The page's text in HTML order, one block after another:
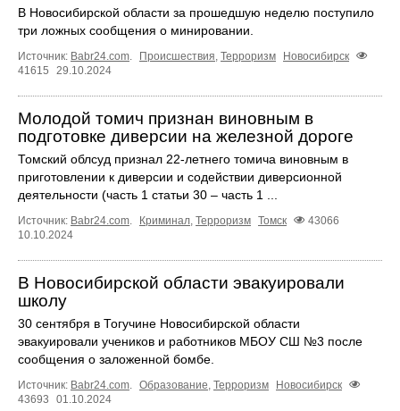
В Новосибирской области за прошедшую неделю поступило
три ложных сообщения о минировании.
Источник: Babr24.com Происшествия Терроризм
Новосибирск
41615
29.10.2024
Молодой томич признан виновным в
подготовке диверсии на железной дороге
Томский облсуд признал 22-летнего томича виновным в
приготовлении к диверсии и содействии диверсионной
деятельности (часть 1 статьи 30 – часть 1 ...
Источник: Babr24.com. Криминал, Терроризм Томск
43066
10.10.2024
В Новосибирской области эвакуировали
школу
30 сентября в Тогучине Новосибирской области
эвакуировали учеников и работников МБОУ СШ №3 после
сообщения о заложенной бомбе.
Источник: Babr24.com. Образование, Терроризм
Новосибирск
43693
01.10.2024